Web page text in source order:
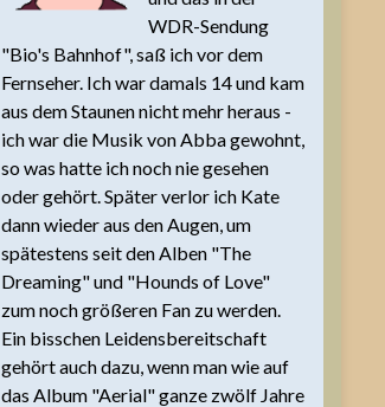
WDR-Sendung
"Bio's Bahnhof", saß ich vor dem
Fernseher. Ich war damals 14 und kam
aus dem Staunen nicht mehr heraus -
ich war die Musik von Abba gewohnt,
so was hatte ich noch nie gesehen
oder gehört. Später verlor ich Kate
dann wieder aus den Augen, um
spätestens seit den Alben "The
Dreaming" und "Hounds of Love"
zum noch größeren Fan zu werden.
Ein bisschen Leidensbereitschaft
gehört auch dazu, wenn man wie auf
das Album "Aerial" ganze zwölf Jahre